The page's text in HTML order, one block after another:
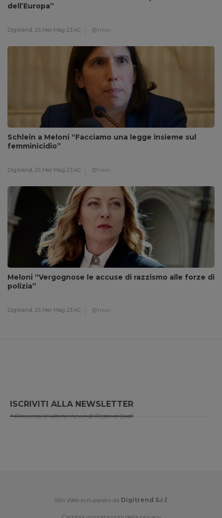
dell’Europa”
Digitrend, 25 Mer Mag 23:40 1 min
Schlein a Meloni “Facciamo una legge insieme sul
femminicidio”
Digitrend, 25 Mer Mag 23:40 1 min
Meloni “Vergognose le accuse di razzismo alle forze di
polizia”
Digitrend, 25 Mer Mag 23:40 1 min
ISCRIVITI ALLA NEWSLETTER
* Riceverai le ultime news di Resto al Sud!
Sito Web sviluppato da Digitrend S.r.l .